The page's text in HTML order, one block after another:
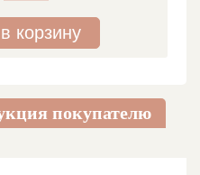
корзину
покупателю